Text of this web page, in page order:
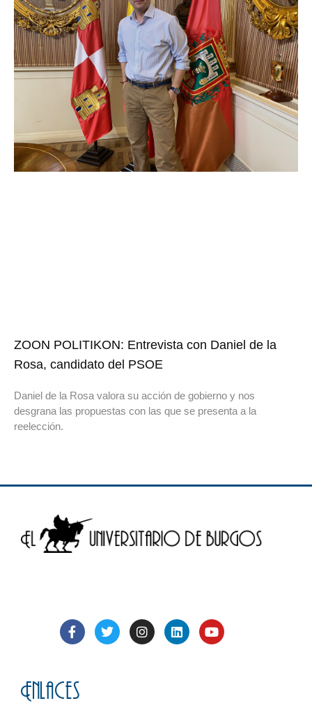
ZOON POLITIKON: Entrevista con Daniel de la
Rosa, candidato del PSOE
Daniel de la Rosa valora su acción de gobierno y nos
desgrana las propuestas con las que se presenta a la
reelección.
Enlaces